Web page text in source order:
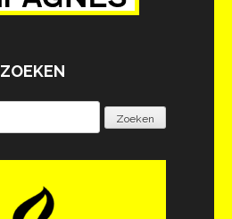
ZOEKEN